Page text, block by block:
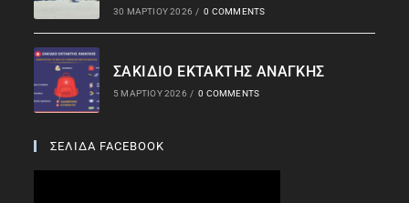
30 ΜΑΡΤΊΟΥ 2026 / 0 COMMENTS
ΣΑΚΙΔΙΟ ΕΚΤΑΚΤΗΣ ΑΝΑΓΚΗΣ
5 ΜΑΡΤΊΟΥ 2026 / 0 COMMENTS
ΣΕΛΙΔΑ FACEBOOK